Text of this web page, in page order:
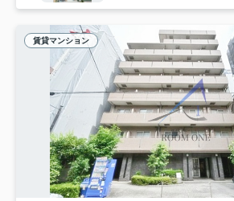
賃貸マンション